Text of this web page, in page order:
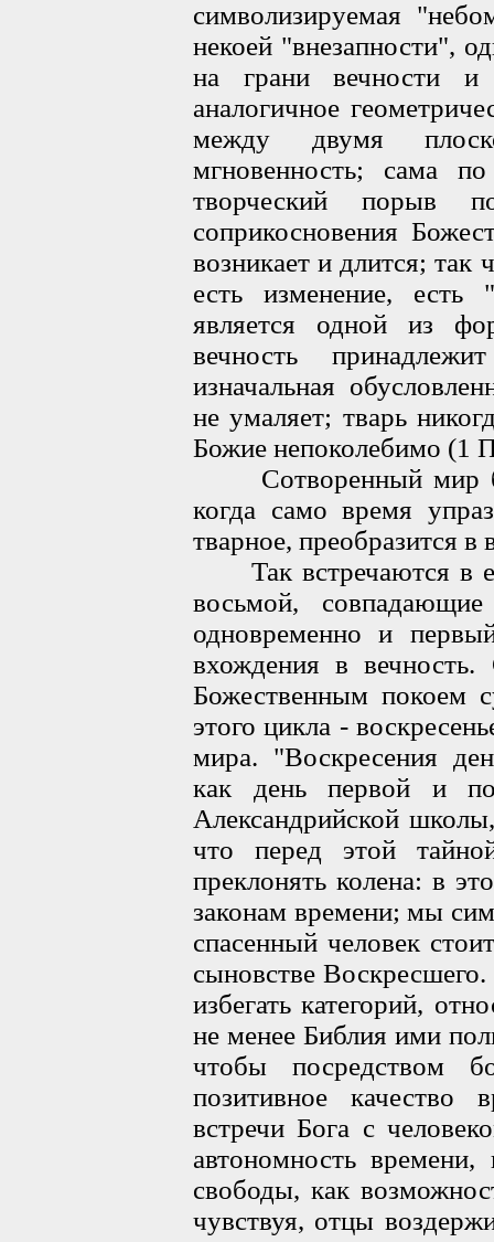
символизируемая
некоей "внезапности",
на грани вечности и
аналогичное
между двумя
мгновенность; сама
творческий порыв
соприкосновения
возникает и длится; так
есть изменение,
является одной из
вечность
изначальная
не умаляет; тварь
Божие непоколебимо (1
Сотворенный мир
когда само время
тварное, преобразится в
Так встречаются в
восьмой,
одновременно и
вхождения в вечность.
Божественным покоем
этого цикла -
мира. "Воскресения
как день первой и
Александрийской
что перед этой
преклонять колена: в
законам времени; мы
спасенный человек
сыновстве
избегать категорий,
не менее Библия ими
чтобы посредством
позитивное качество
встречи Бога с
автономность времени,
свободы, как
чувствуя, отцы